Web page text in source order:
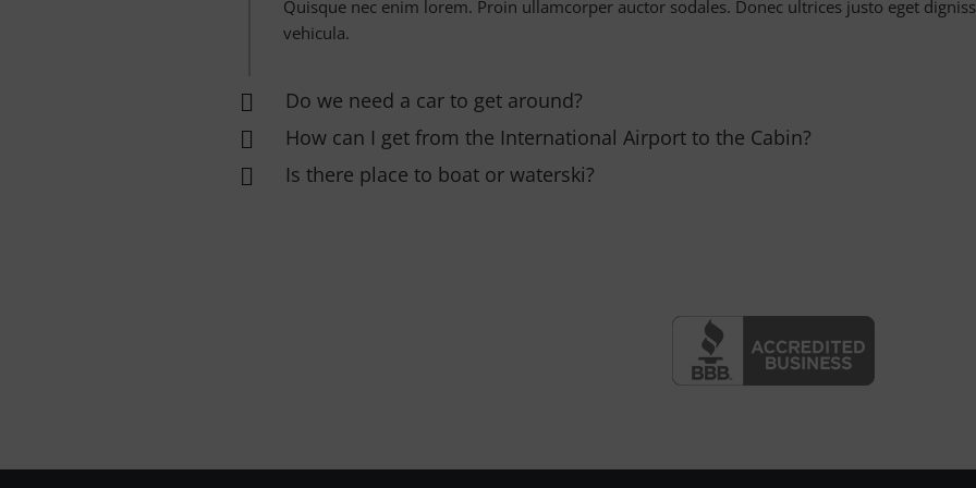
Quisque nec enim lorem. Proin ullamcorper auctor sodales. Donec ultrices justo eget
vehicula.
Do we need a car to get around?
How can I get from the International Airport to the Cabin?
Is there place to boat or waterski?